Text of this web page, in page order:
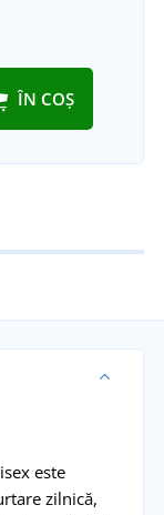
ÎN COȘ
este
zilnică,